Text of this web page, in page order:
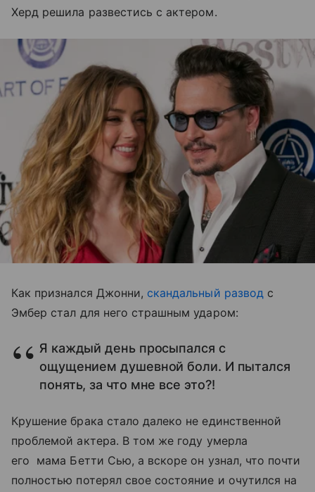
Херд решила развестись с актером.
Как признался Джонни, скандальный разводс
Эмбер стал для него страшным ударом:
Я каждый день просыпался с
ощущением душевной боли. И пытался
понять, за что мне все это?!
Крушение брака стало далеко не единственной
проблемой актера. В том же году умерла
его мама Бетти Сью, а вскоре он узнал, что почти
полностью потерял свое состояние и очутился на